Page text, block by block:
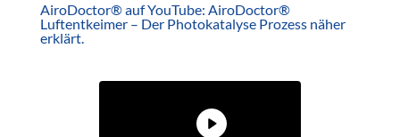
AiroDoctor® auf YouTube: AiroDoctor®
Luftentkeimer – Der Photokatalyse Prozess näher
erklärt.